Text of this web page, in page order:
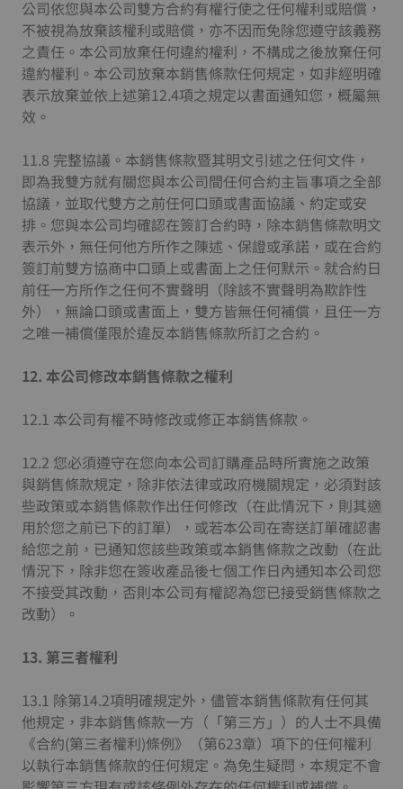
公司依您與本公司雙方合約有權行使之任何權利或賠償，
不被視為放棄該權利或賠償，亦不因而免除您遵守該義務
之責任。本公司放棄任何違約權利，不構成之後放棄任何
違約權利。本公司放棄本銷售條款任何規定，如非經明確
表示放棄並依上述第12.4項之規定以書面通知您，概屬無
效。
11.8 完整協議。本銷售條款暨其明文引述之任何文件，
即為我雙方就有關您與本公司間任何合約主旨事項之全部
協議，並取代雙方之前任何口頭或書面協議、約定或安
排。您與本公司均確認在簽訂合約時，除本銷售條款明文
表示外，無任何他方所作之陳述、保證或承諾，或在合約
簽訂前雙方協商中口頭上或書面上之任何默示。就合約日
前任一方所作之任何不實聲明（除該不實聲明為欺詐性
外），無論口頭或書面上，雙方皆無任何補償，且任一方
之唯一補償僅限於違反本銷售條款所訂之合約。
12. 本公司修改本銷售條款之權利
12.1 本公司有權不時修改或修正本銷售條款。
12.2 您必須遵守在您向本公司訂購產品時所實施之政策
與銷售條款規定，除非依法律或政府機關規定，必須對該
些政策或本銷售條款作出任何修改（在此情況下，則其適
用於您之前已下的訂單），或若本公司在寄送訂單確認書
給您之前，已通知您該些政策或本銷售條款之改動（在此
情況下，除非您在簽收產品後七個工作日內通知本公司您
不接受其改動，否則本公司有權認為您已接受銷售條款之
改動）。
13. 第三者權利
13.1 除第14.2項明確規定外，儘管本銷售條款有任何其
他規定，非本銷售條款一方（「第三方」）的人士不具備
《合約(第三者權利)條例》（第623章）項下的任何權利
以執行本銷售條款的任何規定。為免生疑問，本規定不會